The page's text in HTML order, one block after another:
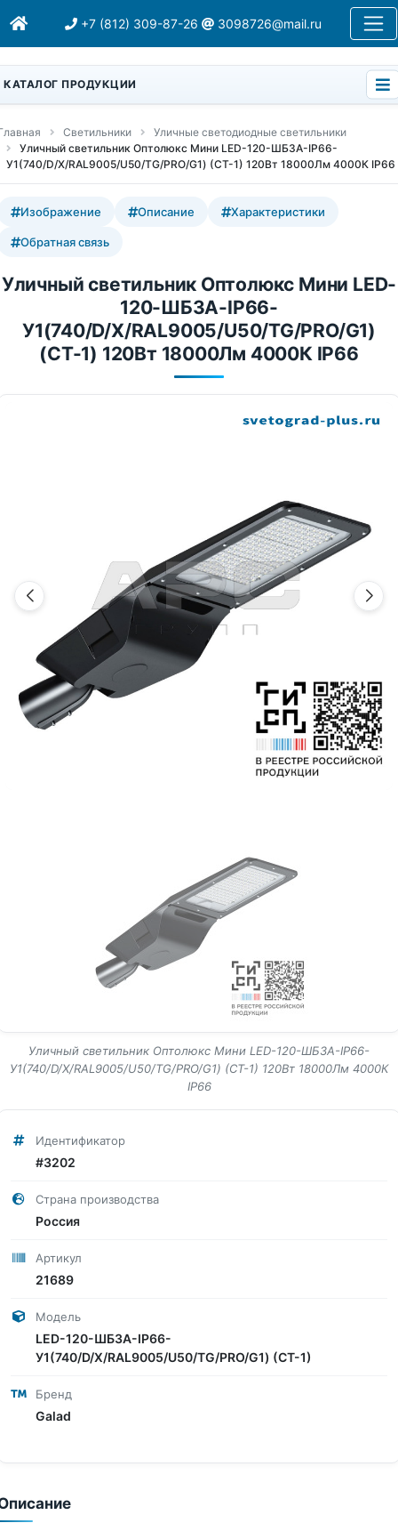
+7 (812) 309-87-26 3098726@mail.ru
КАТАЛОГ ПРОДУКЦИИ
Светильники
Уличные светодиодные светильники
Уличный светильник Оптолюкс Мини LED-120-ШБ3А-IP66-
У1(740/D/X/RAL9005/U50/TG/PRO/G1) (СТ-1) 120Вт 18000Лм 4000К IP66
Изображение Описание Характеристики
Обратная связь
Уличный светильник Оптолюкс Мини LED-
120-ШБ3А-IP66-
У1(740/D/X/RAL9005/U50/TG/PRO/G1)
(СТ-1) 120Вт 18000Лм 4000К IP66
Уличный светильник Оптолюкс Мини LED-120-ШБ3А-IP66-
У1(740/D/X/RAL9005/U50/TG/PRO/G1) (СТ-1) 120Вт 18000Лм 4000К
IP66
Идентификатор
#3202
Страна производства
Россия
Артикул
21689
Модель
LED-120-ШБ3А-IP66-
У1(740/D/X/RAL9005/U50/TG/PRO/G1) (СТ-1)
Бренд
Galad